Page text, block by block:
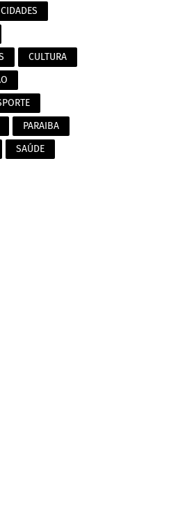
CIDADES
CULTURA
PARAIBA
SAÚDE